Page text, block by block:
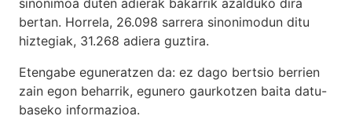
sinonimoa duten adierak bakarrik azalduko dira
bertan. Horrela, 26.098 sarrera sinonimodun ditu
hiztegiak, 31.268 adiera guztira.
Etengabe eguneratzen da: ez dago bertsio berrien
zain egon beharrik, egunero gaurkotzen baita datu-
baseko informazioa.